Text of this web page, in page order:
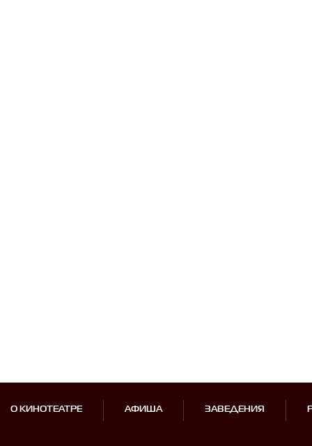
О КИНОТЕАТРЕ АФИША ЗАВЕДЕНИЯ